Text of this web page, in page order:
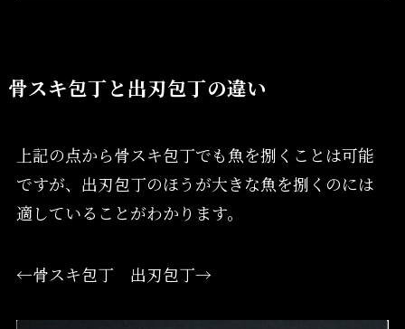
骨スキ包丁と出刃包丁の違い
上記の点から骨スキ包丁でも魚を捌くことは可能
ですが、出刃包丁のほうが大きな魚を捌くのには
適していることがわかります。
←骨スキ包丁 出刃包丁→